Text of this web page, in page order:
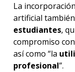
La
artificial
estudiantes,
compromiso
así como “la
profesional”.